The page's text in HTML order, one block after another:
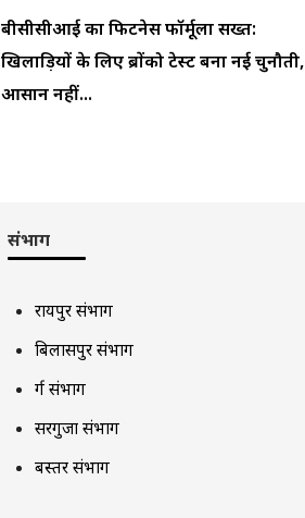
बीसीसीआई का फिटनेस फॉर्मूला सख्त:
खिलाड़ियों के लिए ब्रोंको टेस्ट बना नई चुनौती,
आसान नहीं...
संभाग
रायपुर संभाग
बिलासपुर संभाग
दुर्ग संभाग
सरगुजा संभाग
बस्तर संभाग